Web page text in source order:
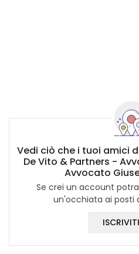
Vedi ciò che i tuoi amici
De Vito & Partners -
Avvocato
Se crei un account
un'occhiata ai posti